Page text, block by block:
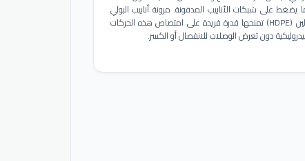
يضغط على شبكات الأنابيب المدفونة. مرونة أنابيب البولي
إيثيلين (HDPE) تمنحها قدرة فريدة على امتصاص هذه الحركات
دون تعرض الوصلات للانفصال أو الكسر.